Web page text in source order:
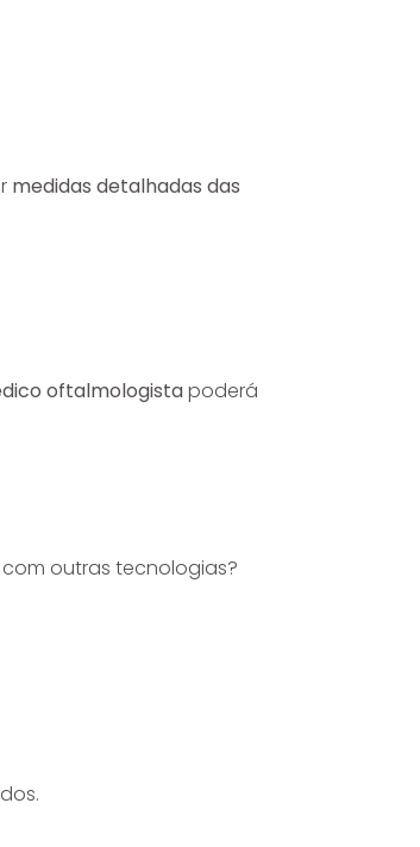
medidas detalhadas das
oftalmologistapoderá
outras tecnologias?